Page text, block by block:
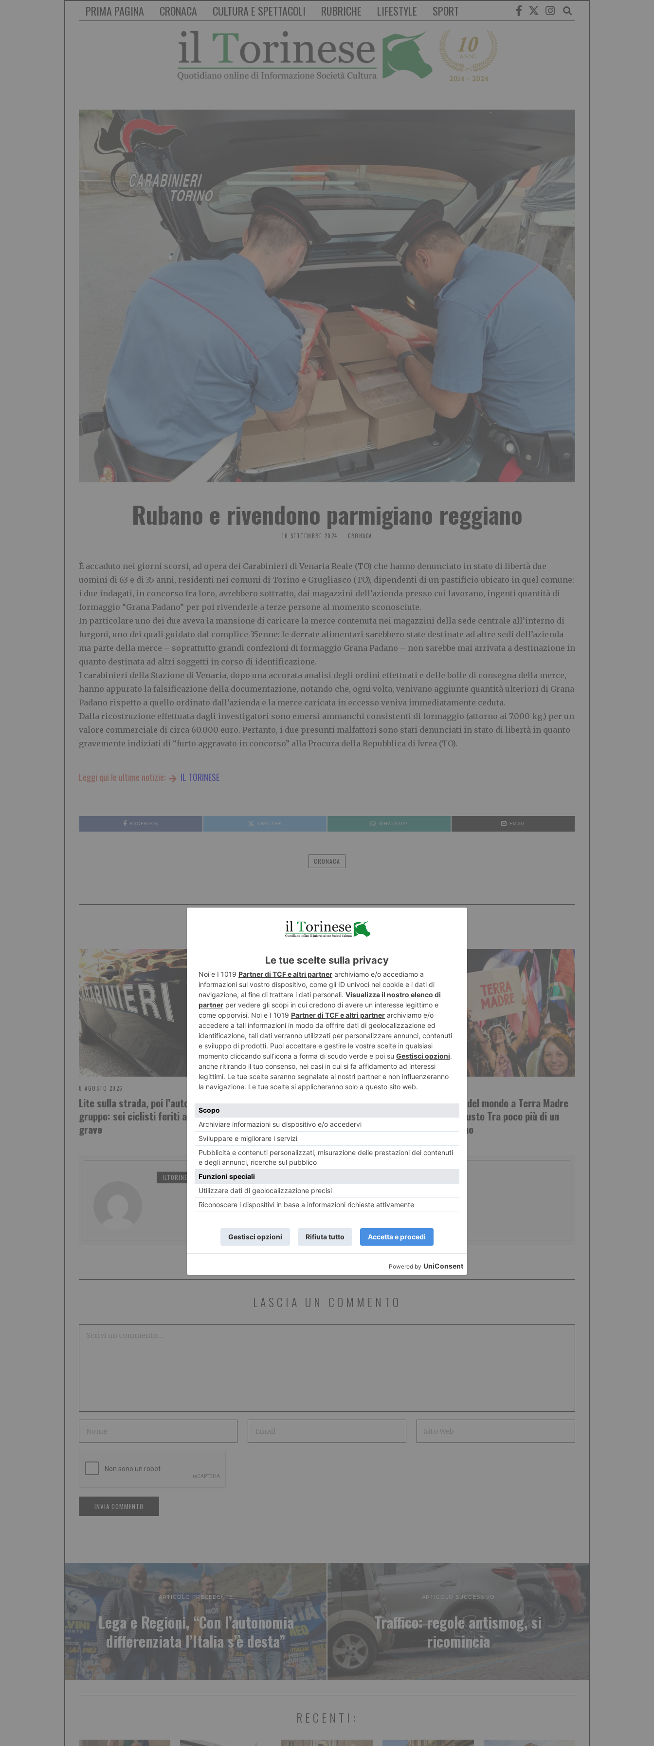
PRIMA PAGINA CRONACA CULTURA E SPETTACOLI RUBRICHE LIFESTYLE SPORT
Rubano e rivendono parmigiano reggiano
16 SETTEMBRE 2024 CRONACA
È accaduto nei giorni scorsi, ad opera dei Carabinieri di Venaria Reale (TO) che hanno denunciato in stato di libertà due
uomini di 63 e di 35 anni, residenti nei comuni di Torino e Grugliasco (TO), dipendenti di un pastificio ubicato in quel comune:
i due indagati, in concorso fra loro, avrebbero sottratto, dai magazzini dell’azienda presso cui lavorano, ingenti quantità di
formaggio “Grana Padano” per poi rivenderle a terze persone al momento sconosciute.
In particolare uno dei due aveva la mansione di caricare la merce contenuta nei magazzini della sede centrale all’interno di
furgoni, uno dei quali guidato dal complice 35enne: le derrate alimentari sarebbero state destinate ad altre sedi dell’azienda
ma parte della merce – soprattutto grandi confezioni di formaggio Grana Padano – non sarebbe mai arrivata a destinazione in
quanto destinata ad altri soggetti in corso di identificazione.
I carabinieri della Stazione di Venaria, dopo una accurata analisi degli ordini effettuati e delle bolle di consegna della merce,
hanno appurato la falsificazione della documentazione, notando che, ogni volta, venivano aggiunte quantità ulteriori di Grana
Padano rispetto a quello ordinato dall’azienda e la merce caricata in eccesso veniva immediatamente ceduta.
Dalla ricostruzione effettuata dagli investigatori sono emersi ammanchi consistenti di formaggio (attorno ai 7.000 kg.) per un
valore commerciale di circa 60.000 euro. Pertanto, i due presunti malfattori sono stati denunciati in stato di libertà in quanto
gravemente indiziati di “furto aggravato in concorso” alla Procura della Repubblica di Ivrea (TO).
Leggi qui le ultime notizie: IL TORINESE
FACEBOOK TWITTER WHATSAPP EMAIL
CRONACA
POTREBBE INTERESSARTI...
8 AGOSTO 2026
Lite sulla strada, poi l’auto contro il
gruppo: sei ciclisti feriti a Lanzo, uno
grave
8 AGOSTO 2026
Trenitalia: modifiche linea Cuneo
Fossano Ventimiglia
8 AGOSTO 2026
Tutti i gusti del mondo a Terra Madre
Salone del Gusto Tra poco più di un
mese a Torino
ILTORINESE POST RECENTI
LASCIA UN COMMENTO
ARTICOLO PRECEDENTE
Lega e Regioni, “Con l’autonomia
differenziata l’Italia s’è desta”
ARTICOLO SUCCESSIVO
Traffico: regole antismog, si
ricomincia
RECENTI: